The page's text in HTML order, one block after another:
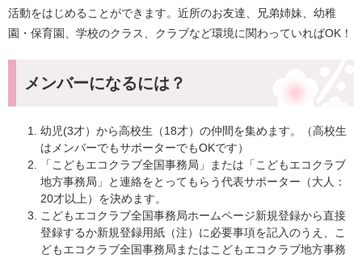
活動をはじめることができます。近所のお友達、兄弟姉妹、幼稚
園・保育園、学校のクラス、クラブなど環境に関わっていればOK！
メンバーになるには？
幼児(3才）から高校生（18才）の仲間を集めます。（高校生
はメンバーでもサポーターでもOKです）
「こどもエコクラブ全国事務局」または「こどもエコクラブ
地方事務局」と連絡をとってもらう代表サポーター（大人：
20才以上）を決めます。
こどもエコクラブ全国事務局ホームページ新規登録から直接
登録するか新規登録用紙（注）に必要事項を記入のうえ、こ
どもエコクラブ全国事務局またはこどもエコクラブ地方事務